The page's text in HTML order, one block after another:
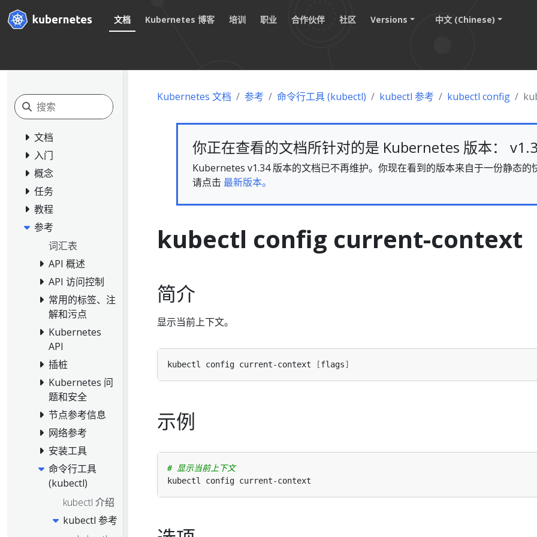
文档 Kubernetes 博客 培训 职业 合作伙伴 社区 Versions 中文 (Chinese)
文档
入门
概念
任务
教程
参考
词汇表
API 概述
API 访问控制
常用的标签、注
解和污点
Kubernetes
API
插桩
Kubernetes 问
题和安全
节点参考信息
网络参考
安装工具
命令行工具
(kubectl)
kubectl 介绍
kubectl 参考
Kubernetes 文档 参考 命令行工具 (kubectl) kubectl 参考 kubectl config
你正在查看的文档所针对的是 Kubernetes 版本：
Kubernetes v1.34 版本的文档已不再维护。你现在看到的版本来自于一份静态的
请点击 最新版本。
kubectl config current-context
简介
显示当前上下文。
kubectl config current-context [flags]
示例
# 显示当前上下文